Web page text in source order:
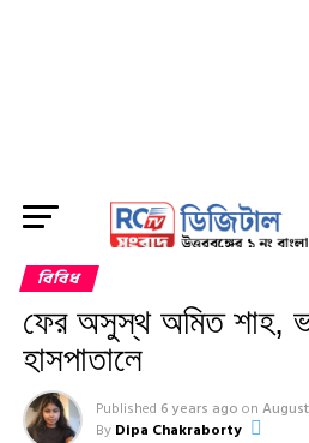
বিবিধ
ফের অসুস্থ অমিত শাহ,
হাসপাতালে
Published 6 years ago on
By Dipa Chakraborty